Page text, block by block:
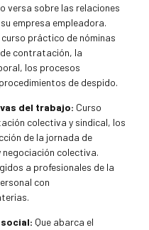
versa sobre las relaciones
empresa empleadora.
práctico de nóminas
contratación, la
los procesos
de despido.
del trabajo: Curso
colectiva y sindical, los
de la jornada de
colectiva.
a profesionales de la
con
Que abarca el